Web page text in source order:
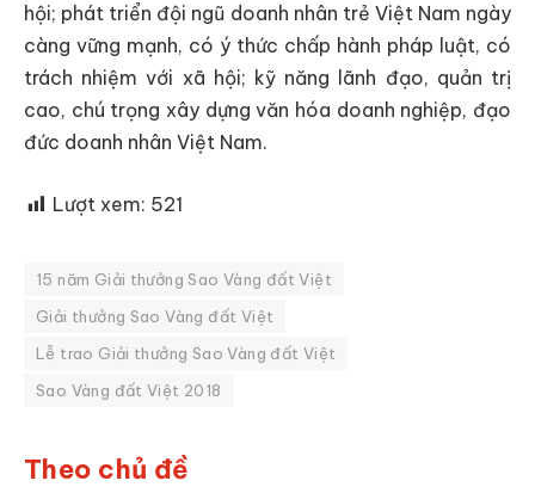
hội; phát triển đội ngũ doanh nhân trẻ Việt Nam ngày
càng vững mạnh, có ý thức chấp hành pháp luật, có
trách nhiệm với xã hội; kỹ năng lãnh đạo, quản trị
cao, chú trọng xây dựng văn hóa doanh nghiệp, đạo
đức doanh nhân Việt Nam.
Lượt xem: 521
15 năm Giải thưởng Sao Vàng đất Việt
Giải thưởng Sao Vàng đất Việt
Lễ trao Giải thưởng Sao Vàng đất Việt
Sao Vàng đất Việt 2018
Theo chủ đề